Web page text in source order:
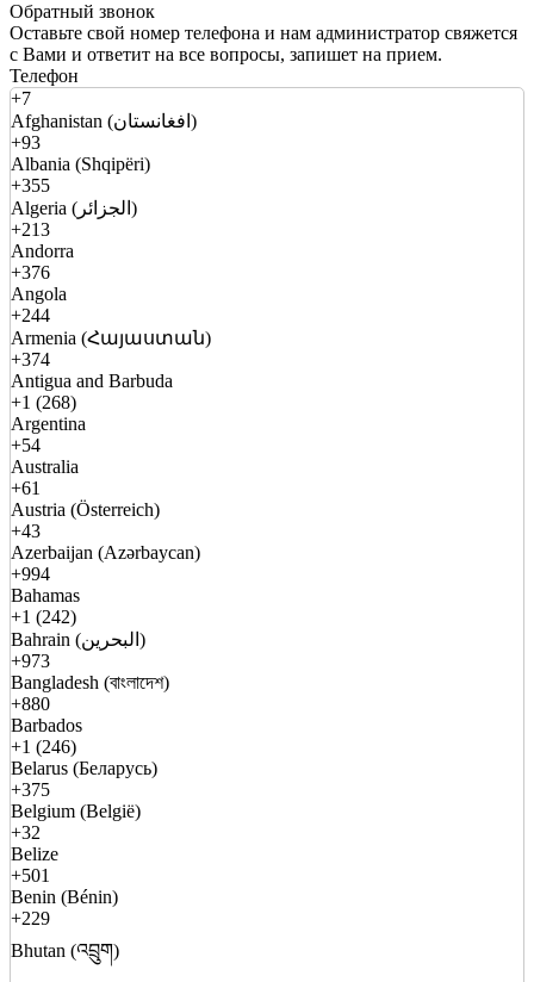
Обратный звонок
Оставьте свой номер телефона и нам администратор свяжется
с Вами и ответит на все вопросы, запишет на прием.
Телефон
+7
Afghanistan (افغانستان)
+93
Albania (Shqipëri)
+355
Algeria (الجزائر)
+213
Andorra
+376
Angola
+244
Armenia (Հայաստան)
+374
Antigua and Barbuda
+1 (268)
Argentina
+54
Australia
+61
Austria (Österreich)
+43
Azerbaijan (Azərbaycan)
+994
Bahamas
+1 (242)
Bahrain (البحرين)
+973
Bangladesh (বাংলাদেশ)
+880
Barbados
+1 (246)
Belarus (Беларусь)
+375
Belgium (België)
+32
Belize
+501
Benin (Bénin)
+229
Bhutan (འབྲུག)